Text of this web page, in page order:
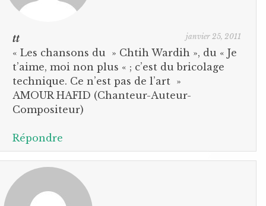
tt janvier 25, 2011
« Les chansons du » Chtih Wardih », du « Je
t’aime, moi non plus « ; c’est du bricolage
technique. Ce n’est pas de l’art »
AMOUR HAFID (Chanteur-Auteur-
Compositeur)
Répondre